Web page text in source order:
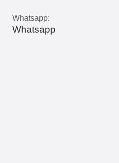
Whatsapp:
Whatsapp